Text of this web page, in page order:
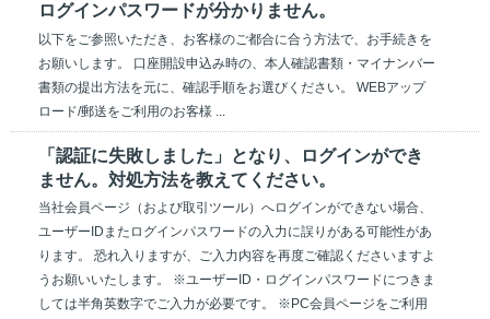
ログインパスワードが分かりません。
以下をご参照いただき、お客様のご都合に合う方法で、お手続きを
お願いします。 口座開設申込み時の、本人確認書類・マイナンバー
書類の提出方法を元に、確認手順をお選びください。 WEBアップ
ロード/郵送をご利用のお客様 ...
「認証に失敗しました」となり、ログインができ
ません。対処方法を教えてください。
当社会員ページ（および取引ツール）へログインができない場合、
ユーザーIDまたログインパスワードの入力に誤りがある可能性があ
ります。 恐れ入りますが、ご入力内容を再度ご確認くださいますよ
うお願いいたします。 ※ユーザーID・ログインパスワードにつきま
しては半角英数字でご入力が必要です。 ※PC会員ページをご利用